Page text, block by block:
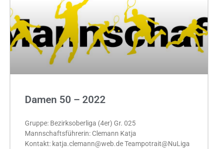
Damen 50 – 2022
Gruppe: Bezirksoberliga (4er) Gr. 025
Mannschaftsführerin: Clemann Katja
Kontakt: katja.clemann@web.de Teampotrait@NuLiga